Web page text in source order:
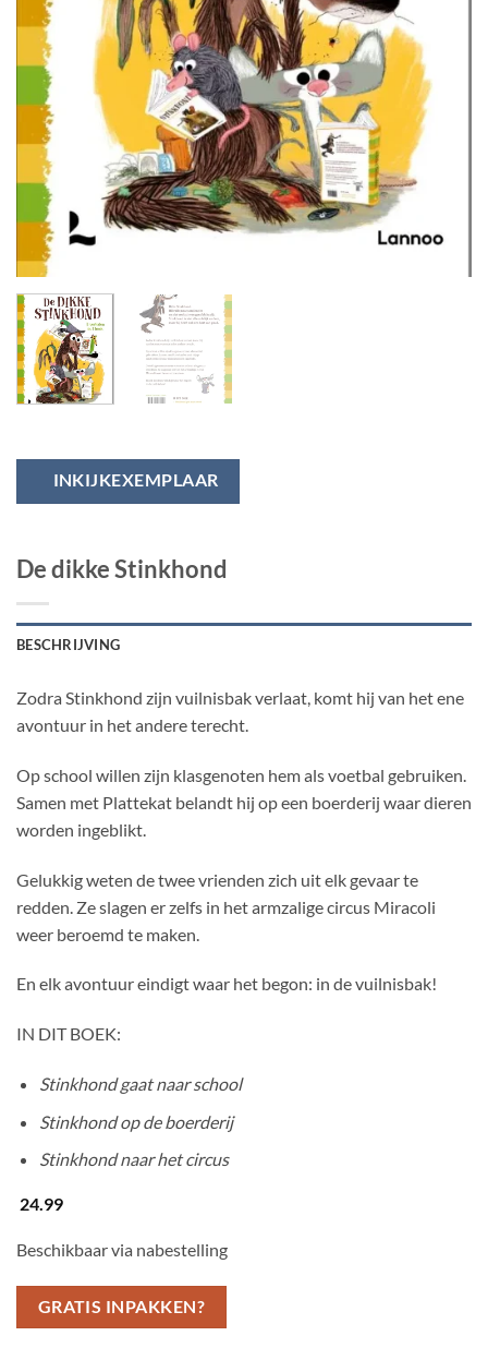
INKIJKEXEMPLAAR
De dikke Stinkhond
BESCHRIJVING
Zodra Stinkhond zijn vuilnisbak verlaat, komt hij van het ene
avontuur in het andere terecht.
Op school willen zijn klasgenoten hem als voetbal gebruiken.
Samen met Plattekat belandt hij op een boerderij waar dieren
worden ingeblikt.
Gelukkig weten de twee vrienden zich uit elk gevaar te
redden. Ze slagen er zelfs in het armzalige circus Miracoli
weer beroemd te maken.
En elk avontuur eindigt waar het begon: in de vuilnisbak!
IN DIT BOEK:
Stinkhond gaat naar school
Stinkhond op de boerderij
Stinkhond naar het circus
24.99
Beschikbaar via nabestelling
GRATIS INPAKKEN?